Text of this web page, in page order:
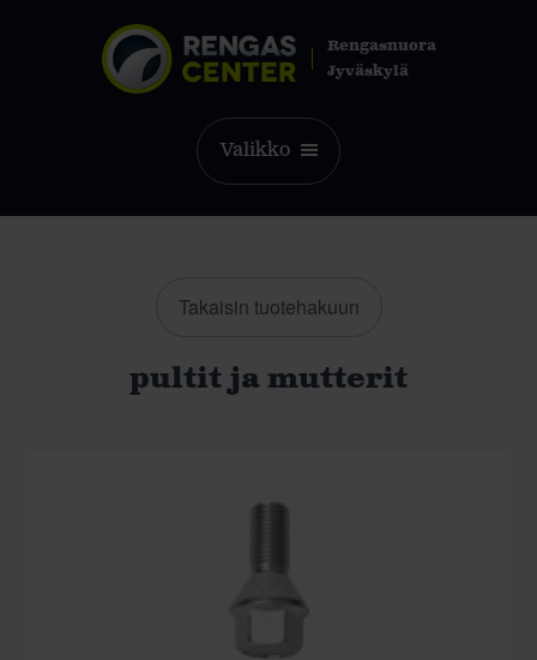
Rengasnuora
Jyväskylä
Valikko
Takaisin tuotehakuun
pultit ja mutterit